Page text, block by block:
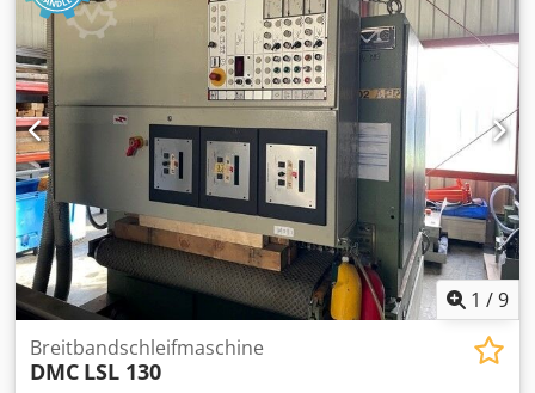
1 /9
Breitbandschleifmaschine
DMC LSL 130